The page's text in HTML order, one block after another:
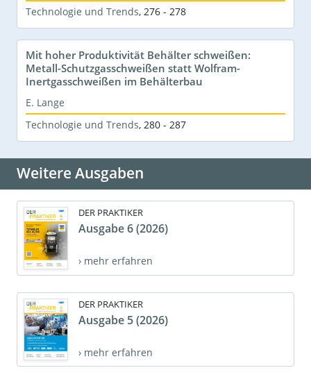
Technologie und Trends, 276 - 278
Mit hoher Produktivität Behälter schweißen:
Metall-Schutzgasschweißen statt Wolfram-
Inertgasschweißen im Behälterbau
E. Lange
Technologie und Trends, 280 - 287
Weitere Ausgaben
DER PRAKTIKER
Ausgabe 6 (2026)
› mehr erfahren
DER PRAKTIKER
Ausgabe 5 (2026)
› mehr erfahren